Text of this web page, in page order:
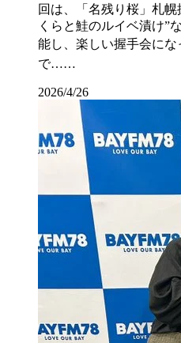
回は、「名残り桜」札
くらと鮭のルイベ漬け”
能し、楽しい握手会に
で……
2026/4/26